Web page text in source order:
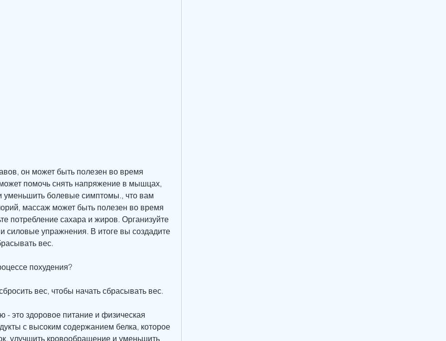
помочь снять напряжение в мышцах,
болевые симптомы., что вам
массаж может быть полезен во время
потребление сахара и жиров. Организуйте
силовые упражнения. В итоге вы создадите
вес.
похудения?
вес, чтобы начать сбрасывать вес.
- это здоровое питание и физическая
с высоким содержанием белка, которое
улучшить кровообращение и уменьшить